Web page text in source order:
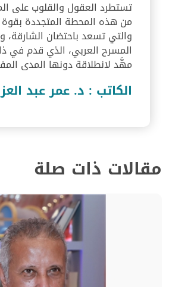
تستطرد العقول والقلوب على
من هذه المحطة المتجددة بقوة
والتي تسعد باحتضان الشارقة،
المسرح العربي، الذي قدم في
مهَّد لانطلاقة دونها المدى
الكاتب : د. عمر عبد
مقالات ذات صلة